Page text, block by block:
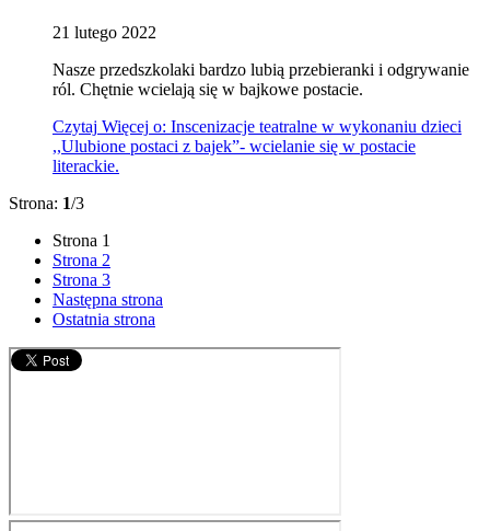
21 lutego 2022
Nasze przedszkolaki bardzo lubią przebieranki i odgrywanie
ról. Chętnie wcielają się w bajkowe postacie.
Czytaj Więcej o: Inscenizacje teatralne w wykonaniu dzieci
,,Ulubione postaci z bajek”- wcielanie się w postacie
literackie.
Strona: 1/3
Strona 1
Strona 2
Strona 3
Następna strona
Ostatnia strona